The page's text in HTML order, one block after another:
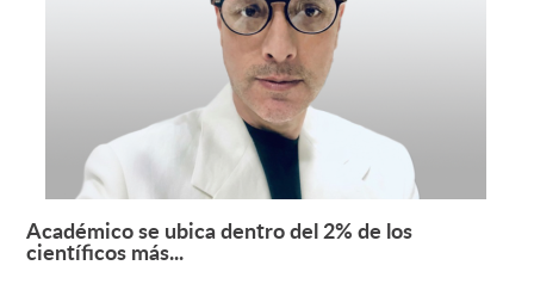
Leer más +
Académico se ubica dentro del 2% de los
científicos más...